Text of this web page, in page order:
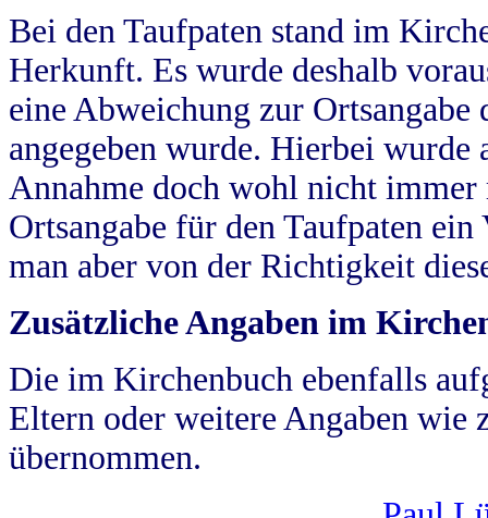
Bei den Taufpaten stand im
Herkunft. Es wurde deshalb
eine Abweichung zur
angegeben wurde. Hierbei wurde
Annahme doch wohl nicht
Ortsangabe für den Taufpaten
man aber von der Richtigkeit
Zusätzliche Angaben im
Die im Kirchenbuch ebenfalls
Eltern oder weitere Angaben wie
übernommen.